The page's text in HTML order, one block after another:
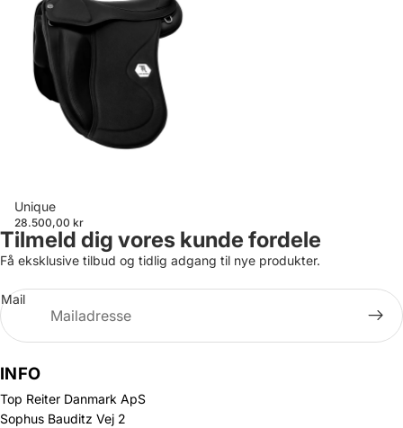
Unique
28.500,00 kr
Tilmeld dig vores kunde fordele
Få eksklusive tilbud og tidlig adgang til nye produkter.
Mail
INFO
Top Reiter Danmark ApS
Sophus Bauditz Vej 2